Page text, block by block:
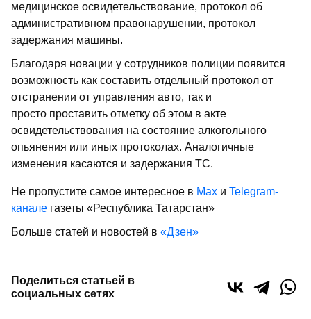
медицинское освидетельствование, протокол об
административном правонарушении, протокол
задержания машины.
Благодаря новации у сотрудников полиции появится
возможность как составить отдельный протокол от
отстранении от управления авто, так и
просто проставить отметку об этом в акте
освидетельствования на состояние алкогольного
опьянения или иных протоколах. Аналогичные
изменения касаются и задержания ТС.
Не пропустите самое интересное в Max и Telegram-
канале газеты «Республика Татарстан»
Больше статей и новостей в «Дзен»
Поделиться статьей в
социальных сетях